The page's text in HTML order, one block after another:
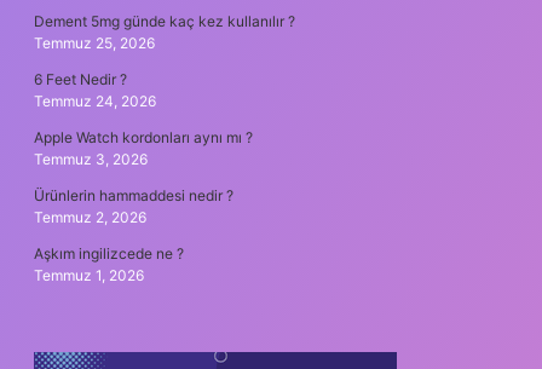
Dement 5mg günde kaç kez kullanılır ?
Temmuz 25, 2026
6 Feet Nedir ?
Temmuz 24, 2026
Apple Watch kordonları aynı mı ?
Temmuz 3, 2026
Ürünlerin hammaddesi nedir ?
Temmuz 2, 2026
Aşkım ingilizcede ne ?
Temmuz 1, 2026